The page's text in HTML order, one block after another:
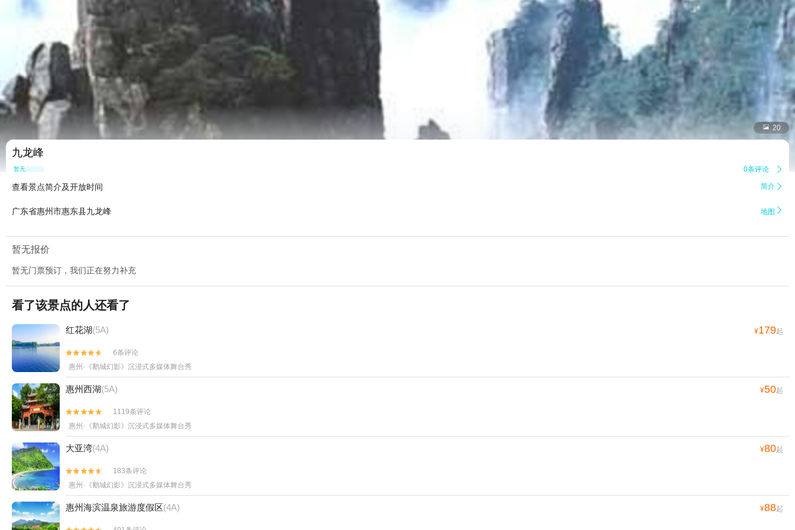
 20
九龙峰
暂无点评 0条评论 
查看景点简介及开放时间 简介 
广东省惠州市惠东县九龙峰 地图 
暂无报价
暂无门票预订，我们正在努力补充
看了该景点的人还看了
红花湖(5A) ¥179起


6条评论
惠州·《鹅城幻影》沉浸式多媒体舞台秀
惠州西湖(5A) ¥50起


1119条评论
惠州·《鹅城幻影》沉浸式多媒体舞台秀
大亚湾(4A) ¥80起


183条评论
惠州·《鹅城幻影》沉浸式多媒体舞台秀
惠州海滨温泉旅游度假区(4A) ¥88起